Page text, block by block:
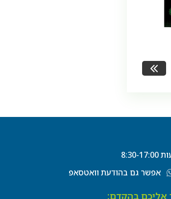
אפשר גם בהודעת וואטסאפ
אליכם בהקדם: